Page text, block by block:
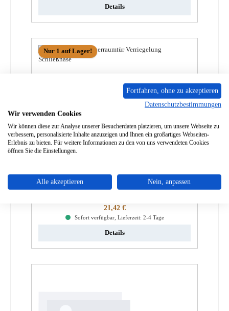
Details
Nur 1 auf Lager!
Produktnummer:
Regulärer Preis:
21,42 €
Sofort verfügbar, Lieferzeit: 2-4 Tage
Details
Fortfahren, ohne zu akzeptieren
Datenschutzbestimmungen
Wir verwenden Cookies
Wir können diese zur Analyse unserer Besucherdaten platzieren, um unsere Webseite zu
verbessern, personalisierte Inhalte anzuzeigen und Ihnen ein großartiges Webseiten-
Erlebnis zu bieten. Für weitere Informationen zu den von uns verwendeten Cookies
öffnen Sie die Einstellungen.
Alle akzeptieren Nein, anpassen